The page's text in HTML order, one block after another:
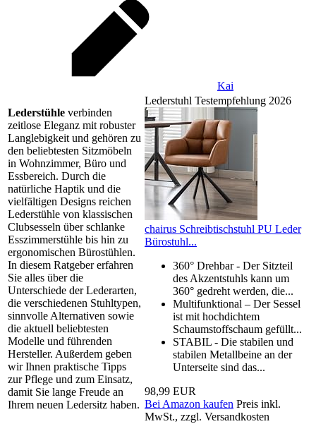
Kai
Lederstühle verbinden
zeitlose Eleganz mit robuster
Langlebigkeit und gehören zu
den beliebtesten Sitzmöbeln
in Wohnzimmer, Büro und
Essbereich. Durch die
natürliche Haptik und die
vielfältigen Designs reichen
Lederstühle von klassischen
Clubsesseln über schlanke
Esszimmerstühle bis hin zu
ergonomischen Bürostühlen.
In diesem Ratgeber erfahren
Sie alles über die
Unterschiede der Lederarten,
die verschiedenen Stuhltypen,
sinnvolle Alternativen sowie
die aktuell beliebtesten
Modelle und führenden
Hersteller. Außerdem geben
wir Ihnen praktische Tipps
zur Pflege und zum Einsatz,
damit Sie lange Freude an
Ihrem neuen Ledersitz haben.
Lederstuhl Testempfehlung 2026
chairus Schreibtischstuhl PU Leder
Bürostuhl...
360° Drehbar - Der Sitzteil
des Akzentstuhls kann um
360° gedreht werden, die...
Multifunktional – Der Sessel
ist mit hochdichtem
Schaumstoffschaum gefüllt...
STABIL - Die stabilen und
stabilen Metallbeine an der
Unterseite sind das...
98,99 EUR
Bei Amazon kaufen Preis inkl.
MwSt., zzgl. Versandkosten